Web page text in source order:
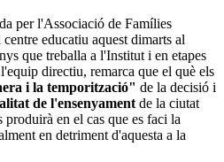
per l'Associació de Famílies
educatiu aquest dimarts al
que treballa a l'Institut i en etapes
directiu, remarca que el què els
i la temporització" de la decisió i
de l'ensenyament de la ciutat
en el cas que es faci la
en detriment d'aquesta a la